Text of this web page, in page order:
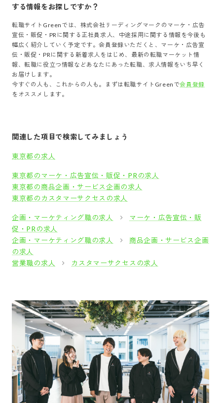
する情報をお探しですか？
転職サイトGreenでは、 株式会社リーディングマーク の マーケ・広告
宣伝・販促・PR に関する正社員求人、中途採用に関する情報を今後も
幅広く紹介していく予定です。会員登録いただくと、 マーケ・広告宣
伝・販促・PR に関する新着求人をはじめ、最新の転職マーケット情
報、転職に役立つ情報などあなたにあった転職、求人情報をいち早く
お届けします。
今すぐの人も、これからの人も。まずは転職サイトGreenで会員登録
をオススメします。
関連した項目で検索してみましょう
東京都の求人
東京都のマーケ・広告宣伝・販促・PRの求人
東京都の商品企画・サービス企画の求人
東京都のカスタマーサクセスの求人
企画・マーケティング職の求人
マーケ・広告宣伝・販
促・PRの求人
企画・マーケティング職の求人
商品企画・サービス企画
の求人
営業職の求人
カスタマーサクセスの求人